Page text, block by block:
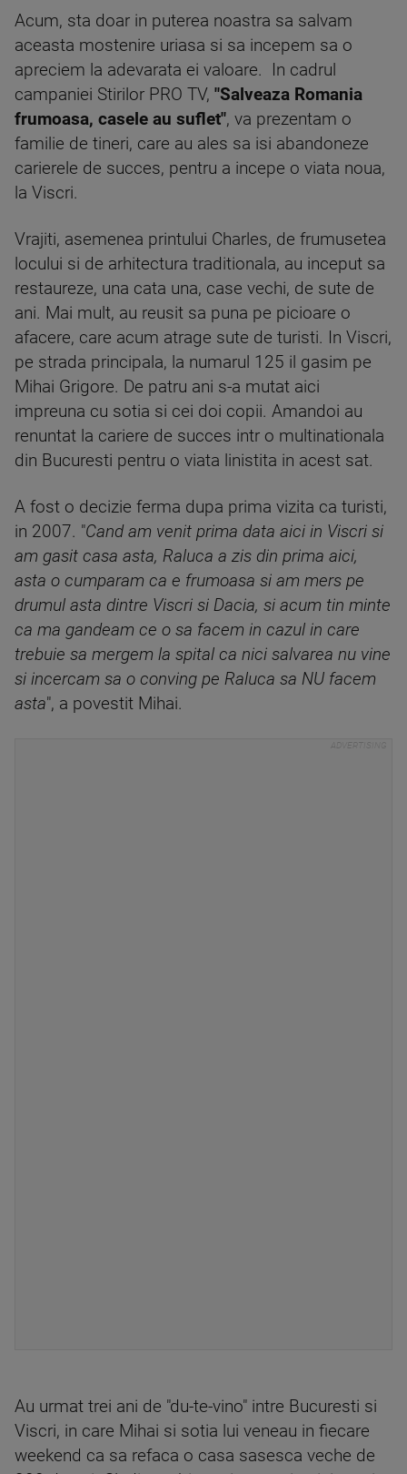
Acum, sta doar in puterea noastra sa salvam
aceasta mostenire uriasa si sa incepem sa o
apreciem la adevarata ei valoare. In cadrul
campaniei Stirilor PRO TV, "Salveaza Romania
frumoasa, casele au suflet", va prezentam o
familie de tineri, care au ales sa isi abandoneze
carierele de succes, pentru a incepe o viata noua,
la Viscri.
Vrajiti, asemenea printului Charles, de frumusetea
locului si de arhitectura traditionala, au inceput sa
restaureze, una cata una, case vechi, de sute de
ani. Mai mult, au reusit sa puna pe picioare o
afacere, care acum atrage sute de turisti. In Viscri,
pe strada principala, la numarul 125 il gasim pe
Mihai Grigore. De patru ani s-a mutat aici
impreuna cu sotia si cei doi copii. Amandoi au
renuntat la cariere de succes intr o multinationala
din Bucuresti pentru o viata linistita in acest sat.
A fost o decizie ferma dupa prima vizita ca turisti,
in 2007. "Cand am venit prima data aici in Viscri si
am gasit casa asta, Raluca a zis din prima aici,
asta o cumparam ca e frumoasa si am mers pe
drumul asta dintre Viscri si Dacia, si acum tin minte
ca ma gandeam ce o sa facem in cazul in care
trebuie sa mergem la spital ca nici salvarea nu vine
si incercam sa o conving pe Raluca sa NU facem
asta", a povestit Mihai.
Au urmat trei ani de "du-te-vino" intre Bucuresti si
Viscri, in care Mihai si sotia lui veneau in fiecare
weekend ca sa refaca o casa sasesca veche de